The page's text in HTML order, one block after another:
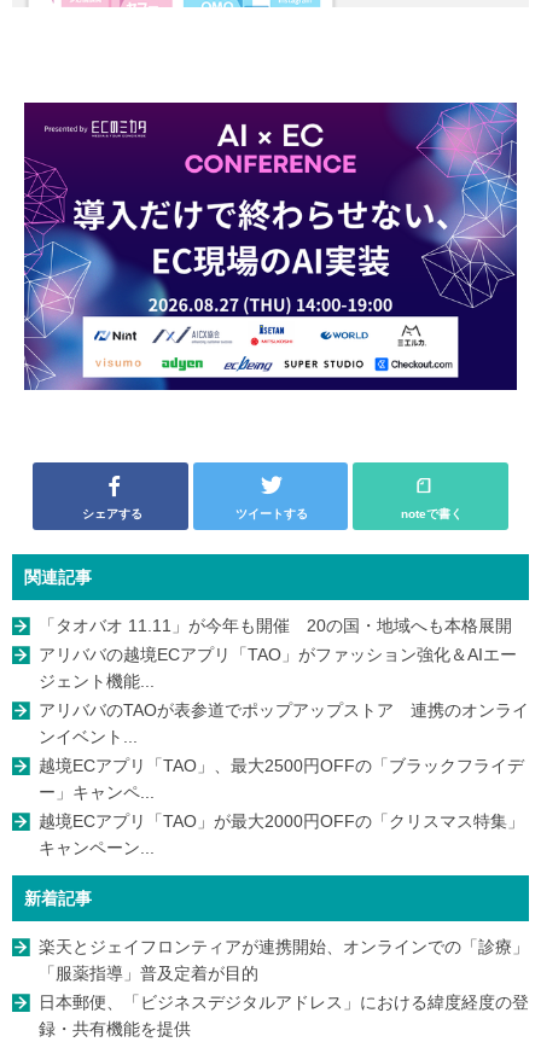
シェアする ツイートする noteで書く
関連記事
「タオバオ 11.11」が今年も開催 20の国・地域へも本格展開
アリババの越境ECアプリ「TAO」がファッション強化＆AIエー
ジェント機能...
アリババのTAOが表参道でポップアップストア 連携のオンライ
ンイベント...
越境ECアプリ「TAO」、最大2500円OFFの「ブラックフライデ
ー」キャンペ...
越境ECアプリ「TAO」が最大2000円OFFの「クリスマス特集」
キャンペーン...
新着記事
楽天とジェイフロンティアが連携開始、オンラインでの「診療」
「服薬指導」普及定着が目的
日本郵便、「ビジネスデジタルアドレス」における緯度経度の登
録・共有機能を提供